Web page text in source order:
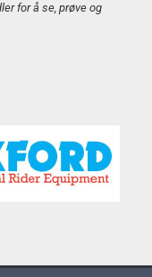
for å se, prøve og